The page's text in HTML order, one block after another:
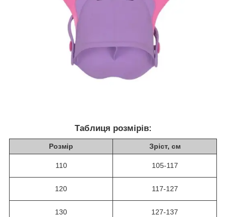
Таблиця розмірів:
Розмір Зріст, см
110 105-117
120 117-127
130 127-137